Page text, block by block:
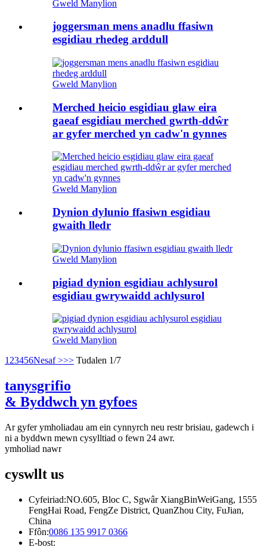
Gweld Manylion
joggersman mens anadlu ffasiwn
esgidiau rhedeg arddull
Gweld Manylion
Merched heicio esgidiau glaw eira
gaeaf esgidiau merched gwrth-ddŵr
ar gyfer merched yn cadw'n gynnes
Gweld Manylion
Dynion dylunio ffasiwn esgidiau
gwaith lledr
Gweld Manylion
pigiad dynion esgidiau achlysurol
esgidiau gwrywaidd achlysurol
Gweld Manylion
1 23456Nesaf >>> Tudalen 1/7
tanysgrifio
& Byddwch yn gyfoes
Ar gyfer ymholiadau am ein cynnyrch neu restr brisiau, gadewch i
ni a byddwn mewn cysylltiad o fewn 24 awr.
ymholiad nawr
cyswllt us
Cyfeiriad:NO.605, Bloc C, Sgwâr XiangBinWeiGang, 1555
FengHai Road, FengZe District, QuanZhou City, FuJian,
China
Ffôn:0086 135 9917 0366
E-bost: